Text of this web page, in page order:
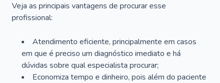
Veja as principais vantagens de procurar esse
profissional:
Atendimento eficiente, principalmente em casos
em que é preciso um diagnóstico imediato e há
dúvidas sobre qual especialista procurar;
Economiza tempo e dinheiro, pois além do paciente